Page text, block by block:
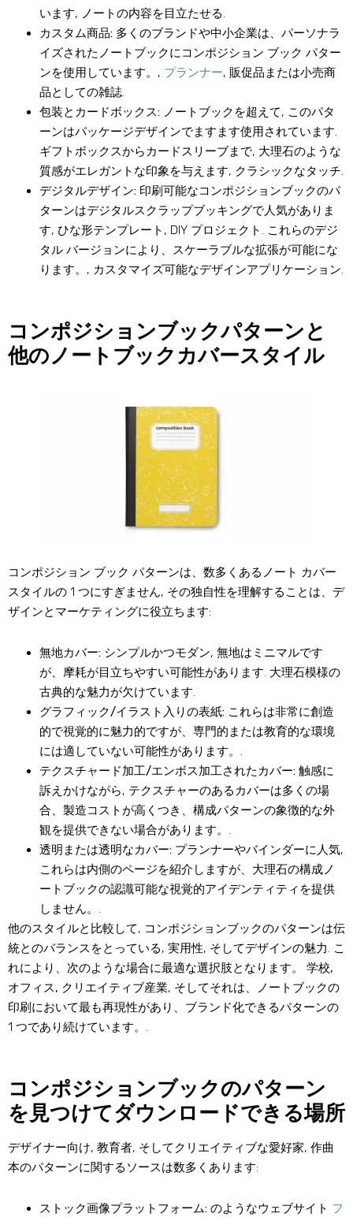
います, ノートの内容を目立たせる.
カスタム商品: 多くのブランドや中小企業は、パーソナラ
イズされたノートブックにコンポジション ブック パター
ンを使用しています。, プランナー, 販促品または小売商
品としての雑誌.
包装とカードボックス: ノートブックを超えて, このパタ
ーンはパッケージデザインでますます使用されています.
ギフトボックスからカードスリーブまで, 大理石のような
質感がエレガントな印象を与えます, クラシックなタッチ.
デジタルデザイン: 印刷可能なコンポジションブックのパ
ターンはデジタルスクラップブッキングで人気がありま
す, ひな形テンプレート, DIY プロジェクト. これらのデジ
タル バージョンにより、スケーラブルな拡張が可能にな
ります。, カスタマイズ可能なデザインアプリケーション.
コンポジションブックパターンと
他のノートブックカバースタイル
コンポジション ブック パターンは、数多くあるノート カバー
スタイルの 1 つにすぎません, その独自性を理解することは、デ
ザインとマーケティングに役立ちます:
無地カバー: シンプルかつモダン, 無地はミニマルです
が、摩耗が目立ちやすい可能性があります. 大理石模様の
古典的な魅力が欠けています.
グラフィック/イラスト入りの表紙: これらは非常に創造
的で視覚的に魅力的ですが、専門的または教育的な環境
には適していない可能性があります。.
テクスチャード加工/エンボス加工されたカバー: 触感に
訴えかけながら, テクスチャーのあるカバーは多くの場
合、製造コストが高くつき、構成パターンの象徴的な外
観を提供できない場合があります。.
透明または透明なカバー: プランナーやバインダーに人気,
これらは内側のページを紹介しますが、大理石の構成ノ
ートブックの認識可能な視覚的アイデンティティを提供
しません。.
他のスタイルと比較して, コンポジションブックのパターンは伝
統とのバランスをとっている, 実用性, そしてデザインの魅力. こ
れにより、次のような場合に最適な選択肢となります。 学校,
オフィス, クリエイティブ産業, そしてそれは、ノートブックの
印刷において最も再現性があり、ブランド化できるパターンの
1 つであり続けています。.
コンポジションブックのパターン
を見つけてダウンロードできる場所
デザイナー向け, 教育者, そしてクリエイティブな愛好家, 作曲
本のパターンに関するソースは数多くあります:
ストック画像プラットフォーム: のようなウェブサイト フ